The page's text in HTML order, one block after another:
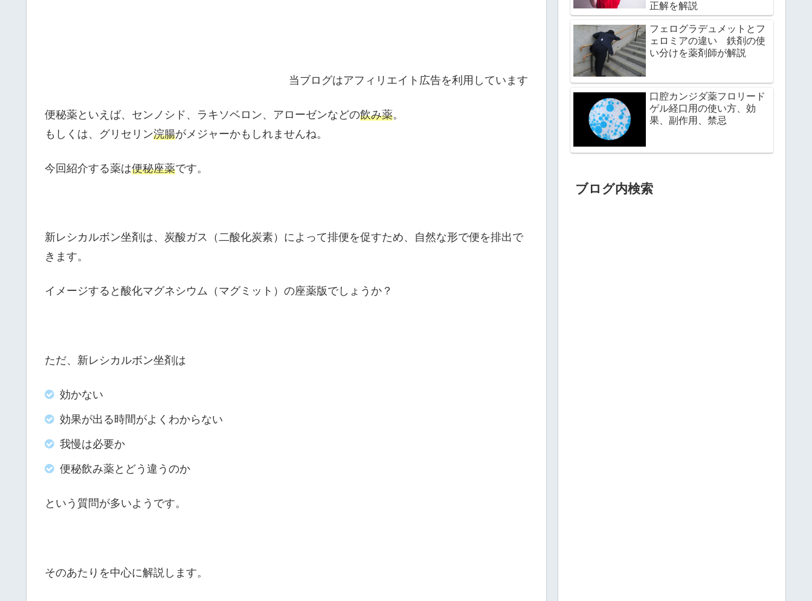
当ブログはアフィリエイト広告を利用しています
便秘薬といえば、センノシド、ラキソベロン、アローゼンなどの飲み薬。
もしくは、グリセリン浣腸がメジャーかもしれませんね。
今回紹介する薬は便秘座薬です。
新レシカルボン坐剤は、炭酸ガス（二酸化炭素）によって排便を促すため、自然な形で便を排出で
きます。
イメージすると酸化マグネシウム（マグミット）の座薬版でしょうか？
ただ、新レシカルボン坐剤は
効かない
効果が出る時間がよくわからない
我慢は必要か
便秘飲み薬とどう違うのか
という質問が多いようです。
そのあたりを中心に解説します。
正解を解説
フェログラデュメットとフ
ェロミアの違い 鉄剤の使
い分けを薬剤師が解説
口腔カンジダ薬フロリード
ゲル経口用の使い方、効
果、副作用、禁忌
ブログ内検索